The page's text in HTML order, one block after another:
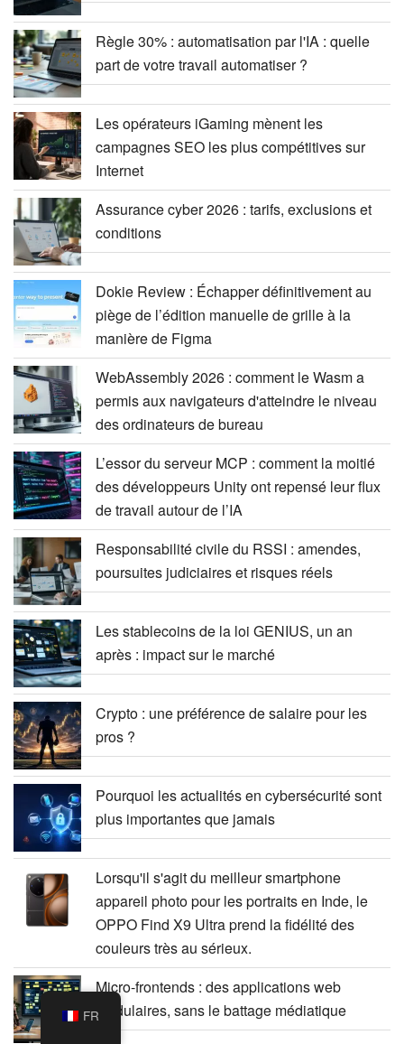
Règle 30% : automatisation par l'IA : quelle
part de votre travail automatiser ?
Les opérateurs iGaming mènent les
campagnes SEO les plus compétitives sur
Internet
Assurance cyber 2026 : tarifs, exclusions et
conditions
Dokie Review : Échapper définitivement au
piège de l’édition manuelle de grille à la
manière de Figma
WebAssembly 2026 : comment le Wasm a
permis aux navigateurs d'atteindre le niveau
des ordinateurs de bureau
L’essor du serveur MCP : comment la moitié
des développeurs Unity ont repensé leur flux
de travail autour de l’IA
Responsabilité civile du RSSI : amendes,
poursuites judiciaires et risques réels
Les stablecoins de la loi GENIUS, un an
après : impact sur le marché
Crypto : une préférence de salaire pour les
pros ?
Pourquoi les actualités en cybersécurité sont
plus importantes que jamais
Lorsqu'il s'agit du meilleur smartphone
appareil photo pour les portraits en Inde, le
OPPO Find X9 Ultra prend la fidélité des
couleurs très au sérieux.
Micro-frontends : des applications web
modulaires, sans le battage médiatique
FR